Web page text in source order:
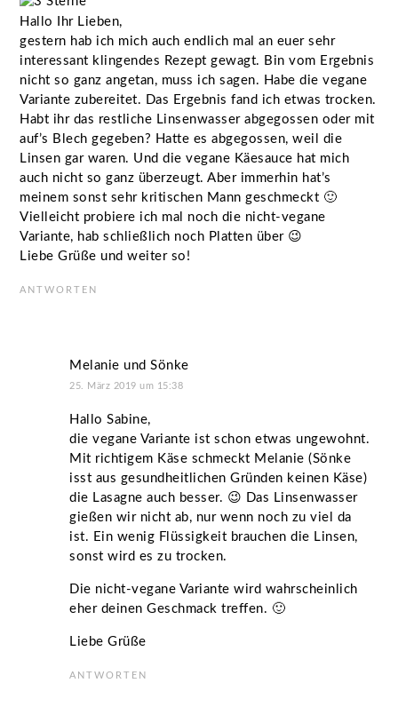
Hallo Ihr Lieben,
gestern hab ich mich auch endlich mal an euer sehr
interessant klingendes Rezept gewagt. Bin vom Ergebnis
nicht so ganz angetan, muss ich sagen. Habe die vegane
Variante zubereitet. Das Ergebnis fand ich etwas trocken.
Habt ihr das restliche Linsenwasser abgegossen oder mit
auf’s Blech gegeben? Hatte es abgegossen, weil die
Linsen gar waren. Und die vegane Käesauce hat mich
auch nicht so ganz überzeugt. Aber immerhin hat’s
meinem sonst sehr kritischen Mann geschmeckt 🙂
Vielleicht probiere ich mal noch die nicht-vegane
Variante, hab schließlich noch Platten über 😉
Liebe Grüße und weiter so!
ANTWORTEN
Melanie und Sönke
25. März 2019 um 15:38
Hallo Sabine,
die vegane Variante ist schon etwas ungewohnt.
Mit richtigem Käse schmeckt Melanie (Sönke
isst aus gesundheitlichen Gründen keinen Käse)
die Lasagne auch besser. 😉 Das Linsenwasser
gießen wir nicht ab, nur wenn noch zu viel da
ist. Ein wenig Flüssigkeit brauchen die Linsen,
sonst wird es zu trocken.
Die nicht-vegane Variante wird wahrscheinlich
eher deinen Geschmack treffen. 🙂
Liebe Grüße
ANTWORTEN